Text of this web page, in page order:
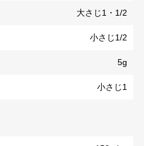
大さじ1・1/2
小さじ1/2
5g
小さじ1